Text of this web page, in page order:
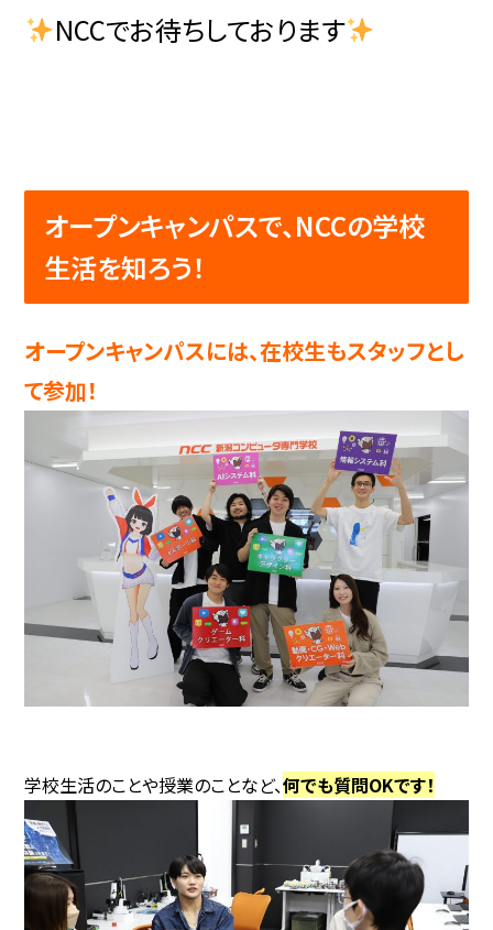
NCCでお待ちしております
オープンキャンパスで、NCCの学校
生活を知ろう！
オープンキャンパスには、在校生もスタッフとし
て参加！
学校生活のことや授業のことなど、何でも質問OKです！